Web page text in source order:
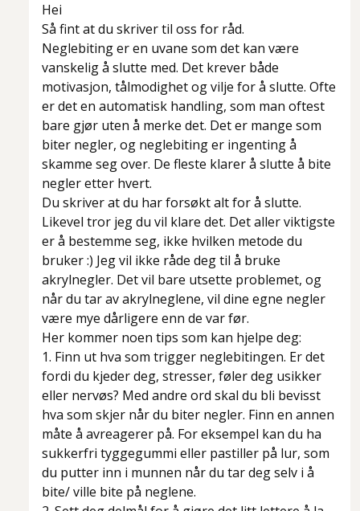
Hei
Så fint at du skriver til oss for råd.
Neglebiting er en uvane som det kan være
vanskelig å slutte med. Det krever både
motivasjon, tålmodighet og vilje for å slutte. Ofte
er det en automatisk handling, som man oftest
bare gjør uten å merke det. Det er mange som
biter negler, og neglebiting er ingenting å
skamme seg over. De fleste klarer å slutte å bite
negler etter hvert.
Du skriver at du har forsøkt alt for å slutte.
Likevel tror jeg du vil klare det. Det aller viktigste
er å bestemme seg, ikke hvilken metode du
bruker :) Jeg vil ikke råde deg til å bruke
akrylnegler. Det vil bare utsette problemet, og
når du tar av akrylneglene, vil dine egne negler
være mye dårligere enn de var før.
Her kommer noen tips som kan hjelpe deg:
1. Finn ut hva som trigger neglebitingen. Er det
fordi du kjeder deg, stresser, føler deg usikker
eller nervøs? Med andre ord skal du bli bevisst
hva som skjer når du biter negler. Finn en annen
måte å avreagerer på. For eksempel kan du ha
sukkerfri tyggegummi eller pastiller på lur, som
du putter inn i munnen når du tar deg selv i å
bite/ ville bite på neglene.